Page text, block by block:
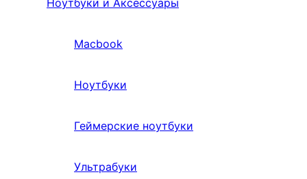
Ноутбуки и Аксессуары
Macbook
Ноутбуки
Геймерские ноутбуки
Ультрабуки